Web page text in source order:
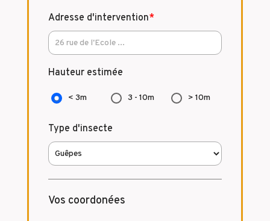
Adresse d'intervention*
Hauteur estimée
< 3m 3 - 10m > 10m
Type d'insecte
Vos coordonées